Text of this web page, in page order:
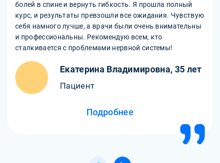
болей в спине и вернуть гибкость. Я прошла полный
курс, и результаты превзошли все ожидания. Чувствую
себя намного лучше, а врачи были очень внимательны
и профессиональны. Рекомендую всем, кто
сталкивается с проблемами нервной системы!
Екатерина Владимировна, 35 лет
Пациент
Подробнее